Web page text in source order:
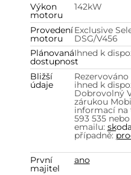
Výkon
motoru
142kW
Provedení
motoru
Exclusive
DSG/V456
Plánovaná
dostupnost
Ihned k
Bližší
údaje ihned k
Dobrovolný
zárukou
informací na
593 535
emailu:
případně:
První
majitel
ano